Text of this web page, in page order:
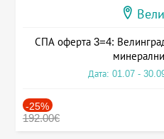
СПА оферта 3=4:
Дата: 01.07 -
-25%
192.00€